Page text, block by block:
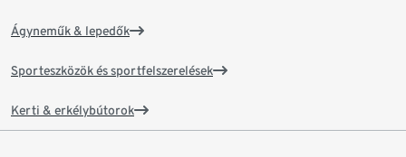
Ágyneműk & lepedők
Sporteszközök és sportfelszerelések
Kerti & erkélybútorok